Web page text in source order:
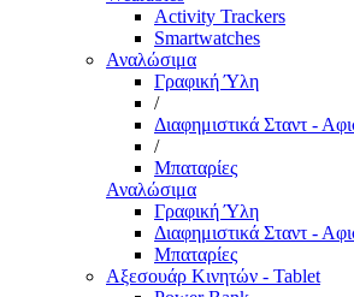
Activity Trackers
Smartwatches
Αναλώσιμα
Γραφική Ύλη
/
Διαφημιστικά Σταντ -
/
Μπαταρίες
Αναλώσιμα
Γραφική Ύλη
Διαφημιστικά Σταντ -
Μπαταρίες
Αξεσουάρ Κινητών - Tablet